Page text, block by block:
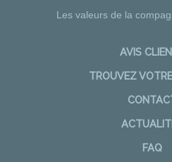
Les valeurs de la
AVIS
TROUVEZ
FAQ